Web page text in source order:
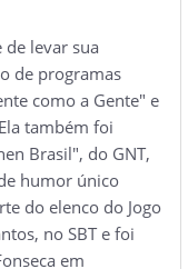
levar sua
de programas
como a Gente" e
também foi
Brasil", do GNT,
humor único
do elenco do Jogo
no SBT e foi
em